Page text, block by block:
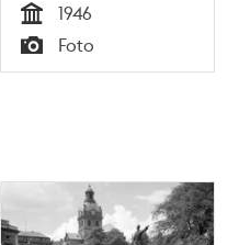
Tid
1946
Typ
Foto